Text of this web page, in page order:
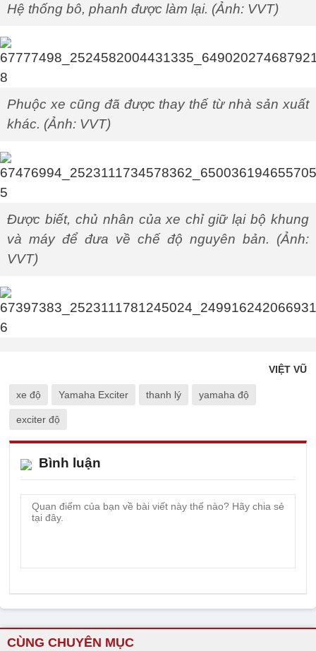
Hệ thống bô, phanh được làm lại. (Ảnh: VVT)
Phuộc xe cũng đã được thay thế từ nhà sản xuất
khác. (Ảnh: VVT)
Được biết, chủ nhân của xe chỉ giữ lại bộ khung
và máy để đưa về chế độ nguyên bản. (Ảnh:
VVT)
VIỆT VŨ
xe độ Yamaha Exciter thanh lý yamaha độ
exciter độ
Bình luận
CÙNG CHUYÊN MỤC